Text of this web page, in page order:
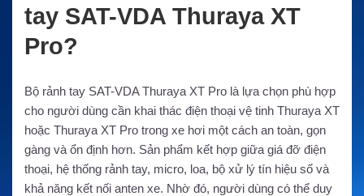
tay SAT-VDA Thuraya XT
Pro?
Bộ rảnh tay SAT-VDA Thuraya XT Pro là lựa chọn phù hợp
cho người dùng cần khai thác điện thoại vệ tinh Thuraya XT
hoặc Thuraya XT Pro trong xe hơi một cách an toàn, gọn
gàng và ổn định hơn. Sản phẩm kết hợp giữa giá đỡ điện
thoại, hệ thống rảnh tay, micro, loa, bộ xử lý tín hiệu số và
khả năng kết nối anten xe. Nhờ đó, người dùng có thể duy